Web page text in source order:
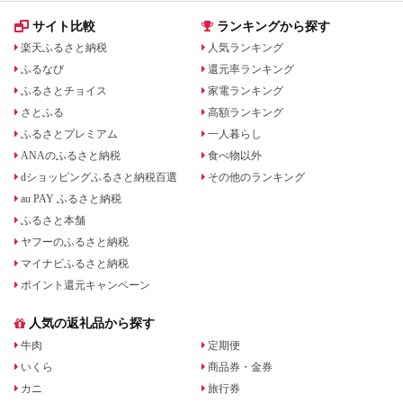
サイト比較
楽天ふるさと納税
ふるなび
ふるさとチョイス
さとふる
ふるさとプレミアム
ANAのふるさと納税
dショッピングふるさと納税百選
au PAY ふるさと納税
ふるさと本舗
ヤフーのふるさと納税
マイナビふるさと納税
ポイント還元キャンペーン
ランキングから探す
人気ランキング
還元率ランキング
家電ランキング
高額ランキング
一人暮らし
食べ物以外
その他のランキング
人気の返礼品から探す
牛肉
いくら
カニ
定期便
商品券・金券
旅行券